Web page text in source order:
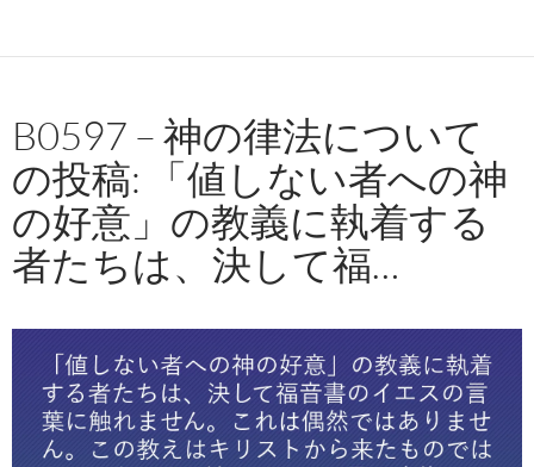
B0597 – 神の律法について
の投稿: 「値しない者への神
の好意」の教義に執着する
者たちは、決して福…